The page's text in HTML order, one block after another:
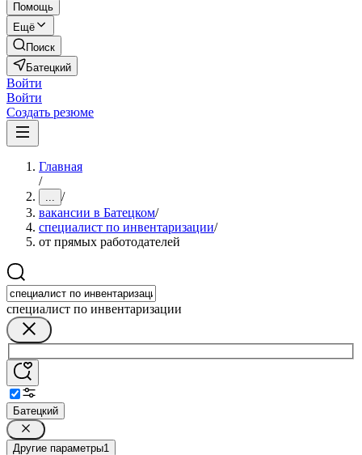
Помощь
Ещё
Поиск
Батецкий
Войти
Войти
Создать резюме
Главная
/
... /
вакансии в Батецком/
специалист по инвентаризации/
от прямых работодателей
специалист по инвентаризации
Батецкий
Другие параметры1